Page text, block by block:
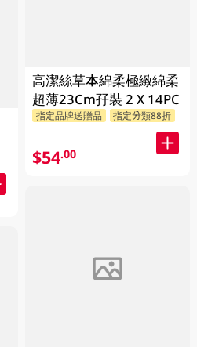
高潔絲草本綿柔極緻綿柔
超薄23Cm孖裝 2 X 14PC
指定品牌送贈品 指定分類88折
$54.00